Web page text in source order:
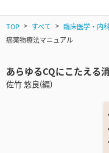
TOP すべて 臨床医学・内
癌薬物療法マニュアル
あらゆるCQにこたえる
佐竹 悠良(編)